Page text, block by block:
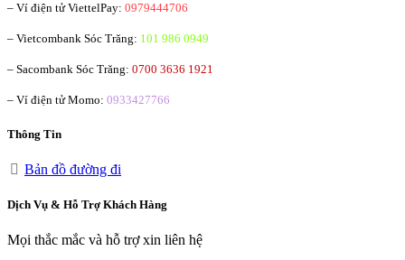
– Ví điện tử ViettelPay: 0979444706
– Vietcombank Sóc Trăng: 101 986 0949
– Sacombank Sóc Trăng: 0700 3636 1921
– Ví điện tử Momo: 0933427766
Thông Tin
Bản đồ đường đi
Dịch Vụ & Hỗ Trợ Khách Hàng
Mọi thắc mắc và hỗ trợ xin liên hệ